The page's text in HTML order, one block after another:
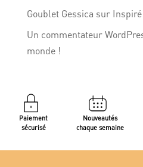
Goublet Gessica sur
Un commentateur
monde !
Paiement
sécurisé
Nouveautés
chaque semaine